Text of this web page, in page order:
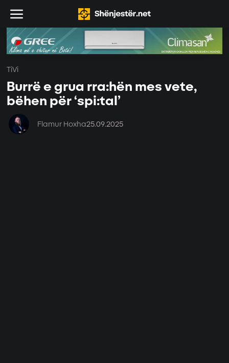
TiVi
Burrë e grua rra:hën mes vete,
bëhen për ‘spi:tal’
Flamur Hoxha25.09.2025